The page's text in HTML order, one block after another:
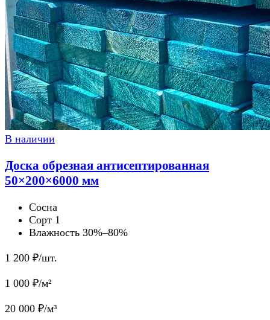
В наличии
Доска обрезная антисептированная
50×200×6000 мм
Сосна
Сорт 1
Влажность 30%–80%
1 200 ₽/шт.
1 000 ₽/м²
20 000 ₽/м³